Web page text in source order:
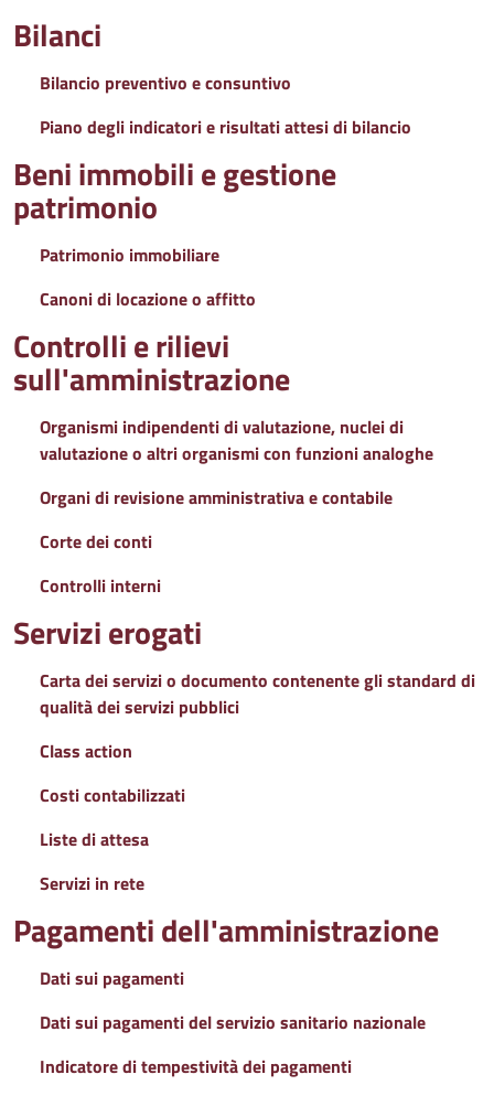
Bilanci
Bilancio preventivo e consuntivo
Piano degli indicatori e risultati attesi di bilancio
Beni immobili e gestione
patrimonio
Patrimonio immobiliare
Canoni di locazione o affitto
Controlli e rilievi
sull'amministrazione
Organismi indipendenti di valutazione, nuclei di
valutazione o altri organismi con funzioni analoghe
Organi di revisione amministrativa e contabile
Corte dei conti
Controlli interni
Servizi erogati
Carta dei servizi o documento contenente gli standard di
qualità dei servizi pubblici
Class action
Costi contabilizzati
Liste di attesa
Servizi in rete
Pagamenti dell'amministrazione
Dati sui pagamenti
Dati sui pagamenti del servizio sanitario nazionale
Indicatore di tempestività dei pagamenti